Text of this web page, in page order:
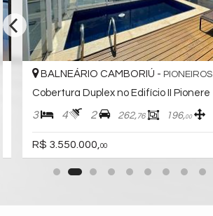
BALNEÁRIO CAMBORIÚ - PIONEIROS
Cobertura Duplex no Edifício II Pionere
3 4 2 262,76 196,00
R$ 3.550.000,00